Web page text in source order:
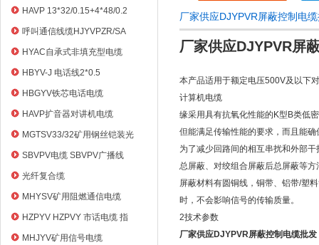
HAVP 13*32/0.15+4*48/0.2
呼叫通信线缆HJYVPZR/SA
HYAC自承式非填充型电缆
HBYV-J 电话线2*0.5
HBGYV铁芯电话电缆
HAVP扩音器对讲机电缆
MGTSV33/32矿用钢丝铠装光
缆
SBVPV电缆 SBVPV广播线
光纤复合缆
MHYSV矿用阻燃通信电缆
HZPYV HZPVY 市话电缆 指
令通信线
MHJYV矿用信号电缆
厂家供应DJYPVR屏蔽控制电
厂家供应DJYPVR屏
本产品适用于额定电压500V及以下
计算机电缆
缘采用具有抗氧化性能的K型B类低
但能满足传输性能的要求，而且能
为了减少回路间的相互串扰和外部
总屏蔽、对绞组合屏蔽后总屏蔽等方
屏蔽材料有圆铜线，铜带、铝带/塑
时，不会影响信号的传输质量。
2技术参数
厂家供应DJYPVR屏蔽控制电缆批发